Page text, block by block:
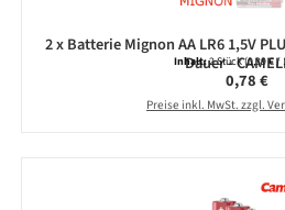
2 x Batterie Mignon AA LR6 1,5V
Dauer -
Inhalt:2 Stück(0,39 € /
0,78 €
Preise inkl. MwSt. zzgl.